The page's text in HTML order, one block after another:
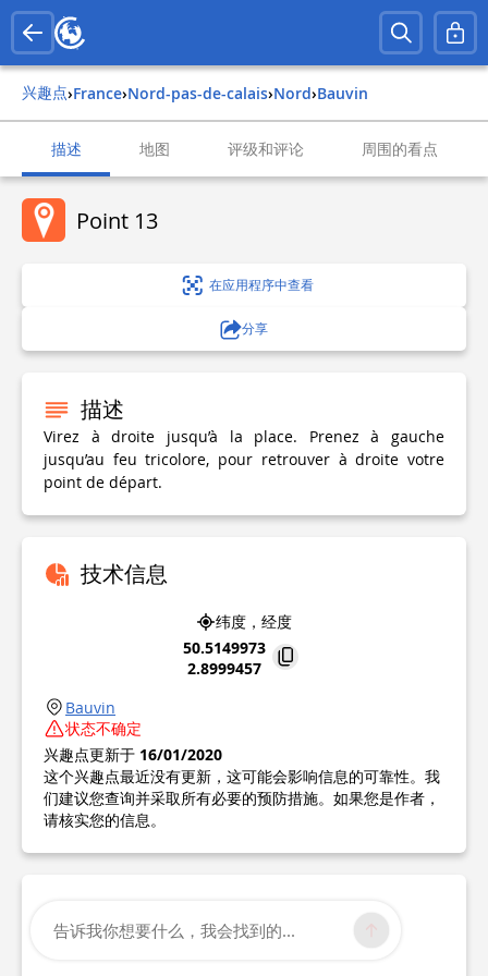
兴趣点› france› nord-pas-de-calais› nord› bauvin
描述 地图 评级和评论 周围的看点
Point 13
在应用程序中查看
分享
描述
Virez à droite jusqu’à la place. Prenez à gauche
jusqu’au feu tricolore, pour retrouver à droite votre
point de départ.
技术信息
纬度，经度
50.5149973
2.8999457
Bauvin
状态不确定
兴趣点更新于 16/01/2020
这个兴趣点最近没有更新，这可能会影响信息的可靠性。我
们建议您查询并采取所有必要的预防措施。如果您是作者，
请核实您的信息。
告诉我你想要什么，我会找到的...